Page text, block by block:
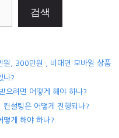
검색
, 300만원 , 비대면 모바일 상품
나?
으려면 어떻게 해야 하나?
컨설팅은 어떻게 진행되나?
떻게 해야 하나?